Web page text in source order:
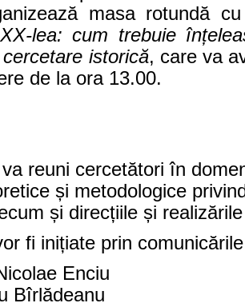
masa rotundă
lea: cum trebuie
istorică, care va
de la ora 13.00.
reuni cercetători în
și metodologice
și direcțiile și
fi inițiate prin
Enciu
Bîrlădeanu